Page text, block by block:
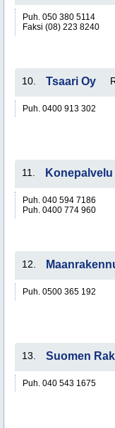
Puh. 050 380 5114
Faksi (08) 223 8240
10. Tsaari Oy
Puh. 0400 913 302
11.
Puh. 040 594 7186
Puh. 0400 774 960
12.
Puh. 0500 365 192
13. Suomen
Puh. 040 543 1675